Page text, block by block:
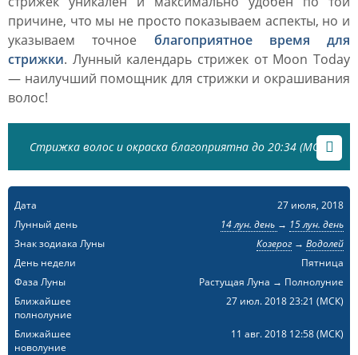
причине, что мы не просто показываем аспекты, но и
указываем точное благоприятное время для
стрижки. Лунный календарь стрижек от Moon Today
— наилучший помощник для стрижки и окрашивания
волос!
Стрижка волос и окраска благоприятна до 20:34 (МСК)
Дата
27 июля, 2018
Лунный день
14 лун. день → 15 лун. день
Знак зодиака Луны
Козерог→ Водолей
День недели
Пятница
Фаза Луны
Растущая Луна → Полнолуние
Ближайшее
полнолуние
27 июл. 2018 23:21 (МСК)
Ближайшее
новолуние
11 авг. 2018 12:58(МСК)